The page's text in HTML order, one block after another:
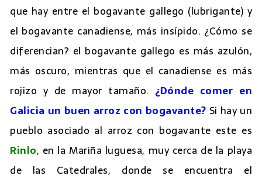
que hay entre el bogavante gallego (lubrigante) y
el bogavante canadiense, más insípido. ¿Cómo se
diferencian? el bogavante gallego es más azulón,
más oscuro, mientras que el canadiense es más
rojizo y de mayor tamaño. ¿Dónde comer en
Galicia un buen arroz con bogavante? Si hay un
pueblo asociado al arroz con bogavante este es
Rinlo, en la Mariña luguesa, muy cerca de la playa
de las Catedrales, donde se encuentra el